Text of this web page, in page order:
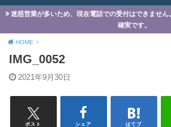
迷惑営業が多いため、現在電話での受付はできませ
確実です。
HOME
IMG_0052
2021年9月30日
ポスト シェア はてブ